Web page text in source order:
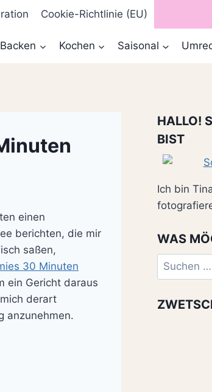
Cookie-Richtlinie (EU)
Backen Kochen Saisonal
einen
berichten, die mir
saßen,
30 Minuten
ein Gericht daraus
derart
anzunehmen.
HALLO!
BIST
Ich bin
WAS
Suchen
nach: